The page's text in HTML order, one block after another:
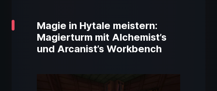
Magie in Hytale meistern:
Magierturm mit Alchemist’s
und Arcanist’s Workbench